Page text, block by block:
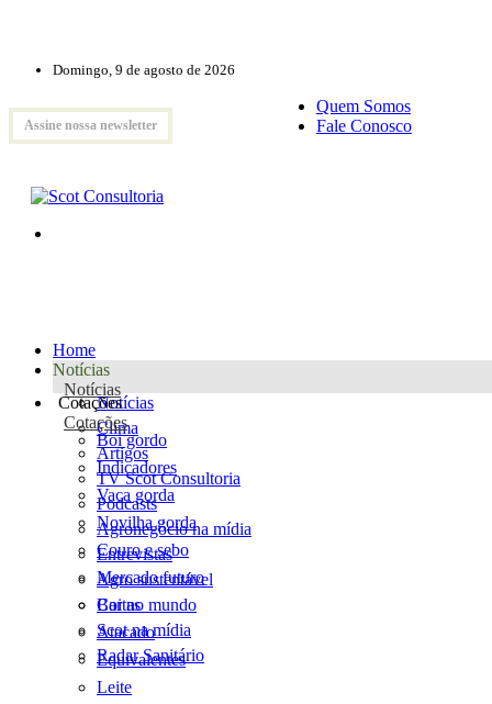
Domingo, 9 de agosto de 2026
Assine nossa newsletter
Quem Somos
Fale Conosco
Home
Notícias
Notícias
Notícias
Clima
Artigos
TV Scot Consultoria
Podcasts
Agronegócio na mídia
Entrevistas
Agro sustentável
Cartas
Scot na mídia
Radar Sanitário
Cotações
Cotações
Boi gordo
Indicadores
Vaca gorda
Novilha gorda
Couro e sebo
Mercado futuro
Boi no mundo
Atacado
Equivalentes
Leite